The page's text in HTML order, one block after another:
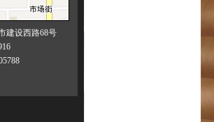
建设西路68号